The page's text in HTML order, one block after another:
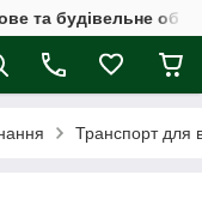
та будівельне
Транспорт для